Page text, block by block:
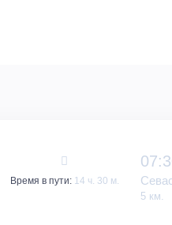
Время в пути:14 ч. 30 м.
5 км.